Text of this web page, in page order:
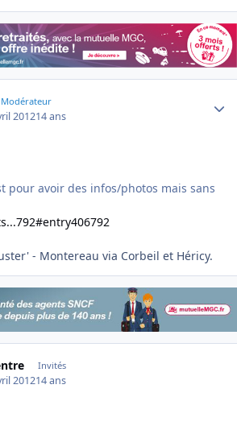
Modérateur
201214 ans
pour avoir des infos/photos mais sans
- Montereau via Corbeil et Héricy.
Invités
201214 ans